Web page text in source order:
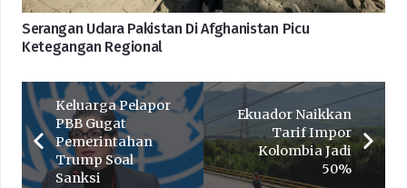
Serangan Udara Pakistan Di Afghanistan Picu
Ketegangan Regional
Keluarga Pelapor
PBB Gugat
Pemerintahan
Trump Soal
Sanksi
Ekuador Naikkan
Tarif Impor
Kolombia Jadi
50%